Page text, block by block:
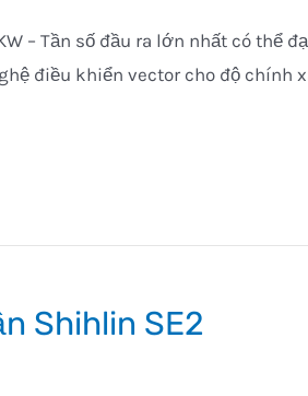
– Tần số đầu ra lớn nhất có thể
điều khiển vector cho độ chính
Shihlin SE2